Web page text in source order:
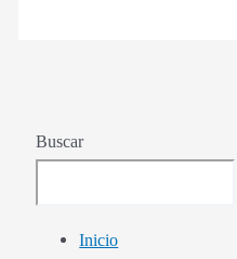
Buscar
Inicio